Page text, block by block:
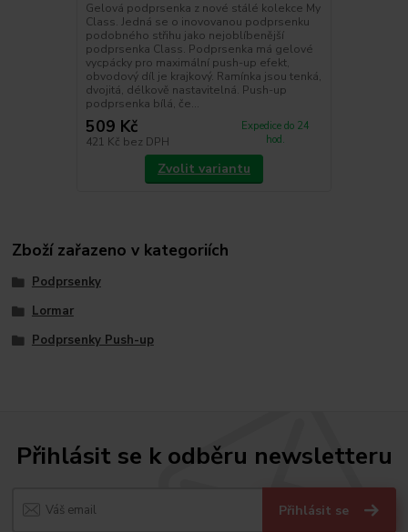
Gelová podprsenka z nové stálé kolekce My
Class. Jedná se o inovovanou podprsenku
podobného střihu jako nejoblíbenější
podprsenka Class. Podprsenka má gelové
vycpácky pro maximální push-up efekt,
obvodový díl je krajkový. Ramínka jsou tenká,
dvojitá, délkově nastavitelná. Push-up
podprsenka bílá, če...
509 Kč
421 Kč bez DPH
Expedice do 24
hod.
Zvolit variantu
Zboží zařazeno v kategoriích
Podprsenky
Lormar
Podprsenky Push-up
Přihlásit se k odběru newsletteru
Přihlásit se